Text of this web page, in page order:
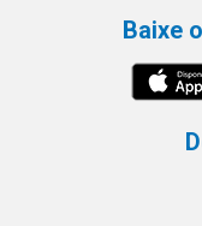
Baixe